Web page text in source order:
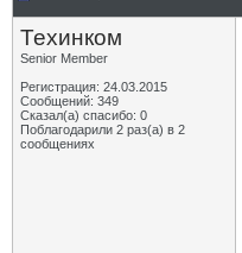
Техинком
Senior Member
Регистрация: 24.03.2015
Сообщений: 349
Сказал(а) спасибо: 0
Поблагодарили 2 раз(а) в 2
сообщениях